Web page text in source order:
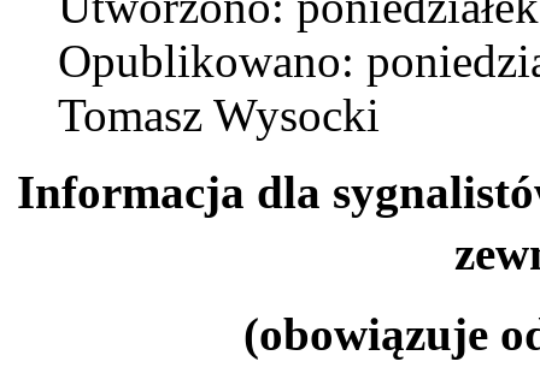
Opublikowano:
Tomasz Wysocki
Informacja dla
(obowiązuje